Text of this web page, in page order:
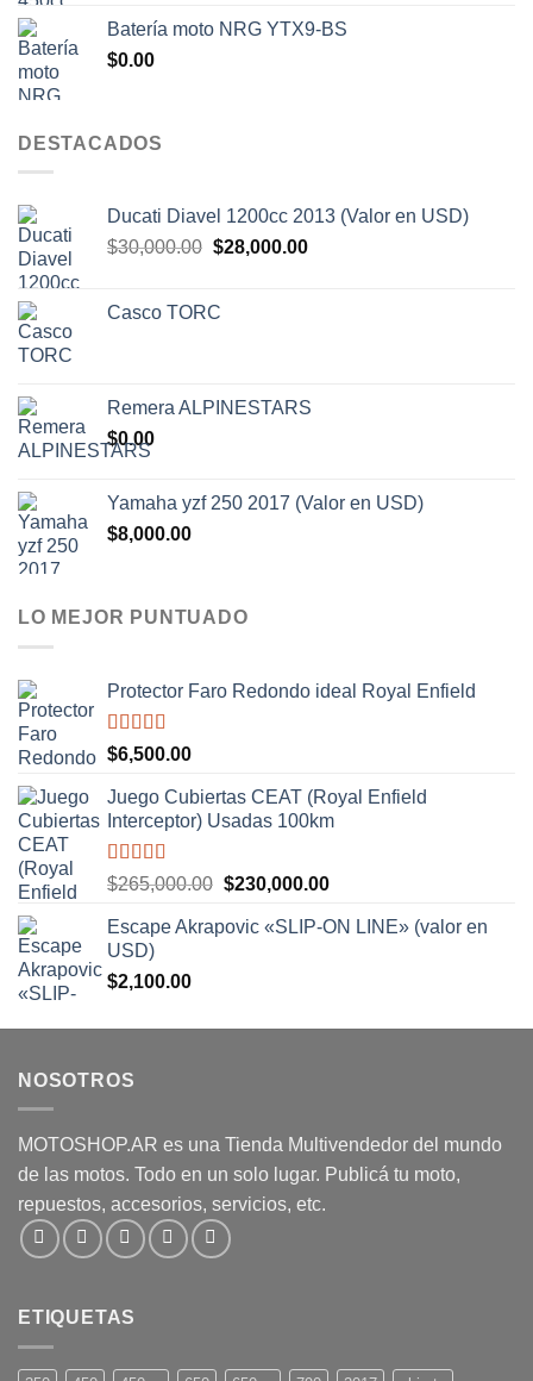
era:
es:
Batería moto NRG YTX9-BS
$0.00
DESTACADOS
Ducati Diavel 1200cc 2013 (Valor en USD)
$30,000.00 El
era:
$28,000.00El
Casco TORC
Remera ALPINESTARS
$0.00
Yamaha yzf 250 2017 (Valor en USD)
$8,000.00
LO MEJOR PUNTUADO
Protector Faro Redondo ideal Royal Enfield
Valorado
con
5
$6,500.00
Juego Cubiertas CEAT (Royal Enfield
Interceptor) Usadas 100km
Valorado
5.00
5
$265,000.00 El
original
$230,000.00El
actual
Escape Akrapovic «SLIP-ON LINE» (valor en
USD)
$2,100.00
NOSOTROS
MOTOSHOP.AR es una Tienda Multivendedor del mundo
de las motos. Todo en un solo lugar. Publicá tu moto,
repuestos, accesorios, servicios, etc.
ETIQUETAS